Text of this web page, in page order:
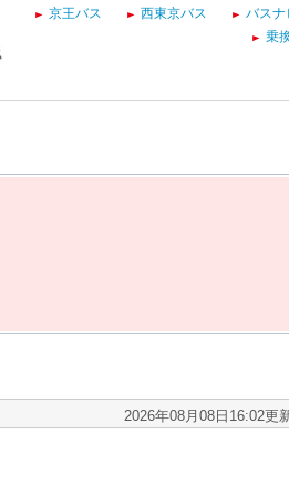
京王バス 西東京バス バスナ
乗
2026年08月08日16:02更